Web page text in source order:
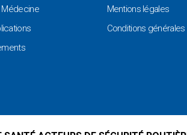
Médecine
Mentions légales
Conditions générales